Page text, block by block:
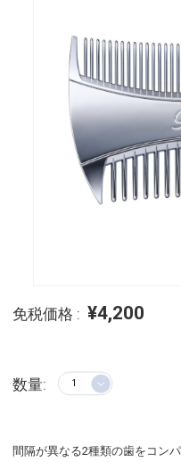
免税価格 : ¥4,200
数量:
間隔が異なる2種類の歯をコンパ